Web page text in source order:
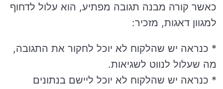
כאשר קורה מבנה תגובה מפתיע, הוא עלול לדחוף
למגוון דאגות, מזכיר:
* כנראה יש שהלקוח לא יוכל לחקור את התגובה,
מה שעלול לנווט לשגיאות.
* כנראה יש שהלקוח לא יוכל ליישם בנתונים